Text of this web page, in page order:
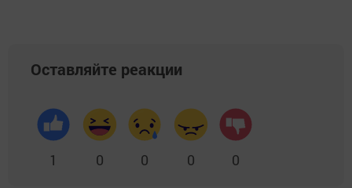
Оставляйте реакции
1 0 0 0 0